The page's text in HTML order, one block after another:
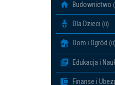
Budownictwo
Dla Dzieci (0)
Dom i Ogród (0)
Edukacja i
Finanse i